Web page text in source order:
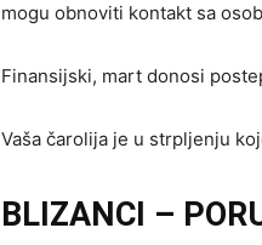
mogu obnoviti kontakt sa
Finansijski, mart donosi
Vaša čarolija je u strpljenju
BLIZANCI –